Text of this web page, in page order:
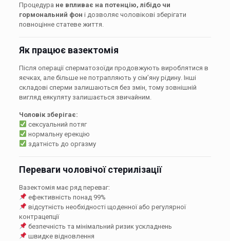
Процедура не впливає на потенцію, лібідо чи
гормональний фон і дозволяє чоловікові зберігати
повноцінне статеве життя.
Як працює вазектомія
Після операції сперматозоїди продовжують вироблятися в
яєчках, але більше не потрапляють у сім’яну рідину. Інші
складові сперми залишаються без змін, тому зовнішній
вигляд еякуляту залишається звичайним.
Чоловік зберігає:
сексуальний потяг
нормальну ерекцію
здатність до оргазму
Переваги чоловічої стерилізації
Вазектомія має ряд переваг:
ефективність понад 99%
відсутність необхідності щоденної або регулярної
контрацепції
безпечність та мінімальний ризик ускладнень
швидке відновлення